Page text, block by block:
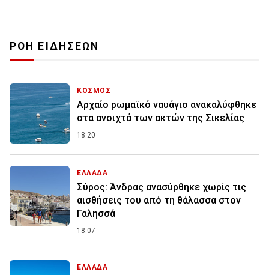
ΡΟΗ ΕΙΔΗΣΕΩΝ
ΚΟΣΜΟΣ
Αρχαίο ρωμαϊκό ναυάγιο ανακαλύφθηκε
στα ανοιχτά των ακτών της Σικελίας
18:20
ΕΛΛΑΔΑ
Σύρος: Άνδρας ανασύρθηκε χωρίς τις
αισθήσεις του από τη θάλασσα στον
Γαλησσά
18:07
ΕΛΛΑΔΑ